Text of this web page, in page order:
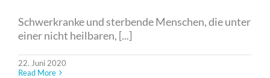
Schwerkranke und sterbende Menschen, die unter
einer nicht heilbaren, [...]
22. Juni 2020
Read More